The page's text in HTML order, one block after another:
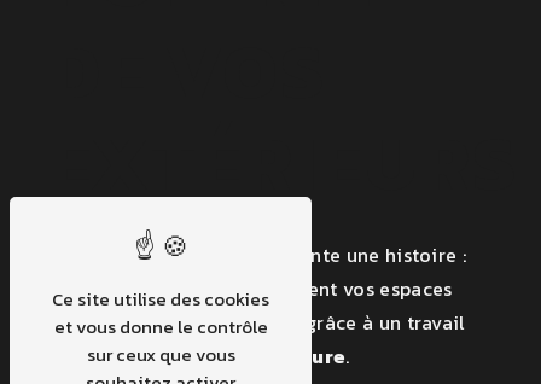
Chaque transformation raconte une histoire :
découvrez en images comment vos espaces
peuvent se métamorphoser grâce à un travail
soigné, créatif et sur-mesure.
Ce site utilise des cookies
et vous donne le contrôle
sur ceux que vous